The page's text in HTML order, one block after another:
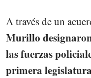
A través de un
Murillo
las fuerzas
primera